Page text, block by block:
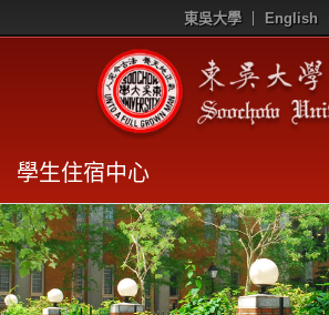
東吳大學 English
學生住宿中心